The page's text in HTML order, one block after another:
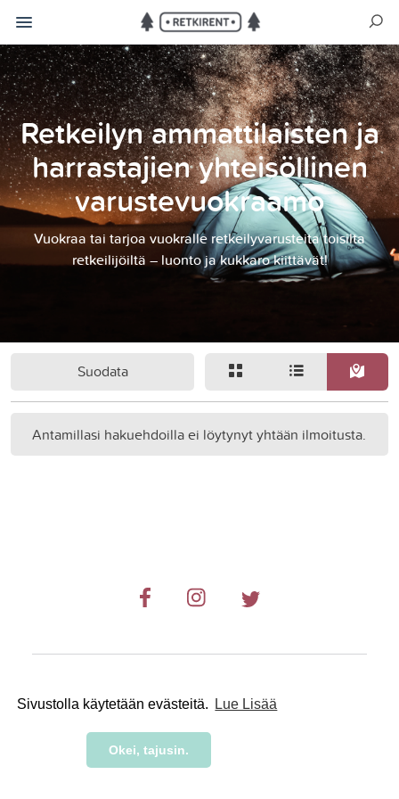
Sivustolla käytetään evästeitä. Lue Lisää
Okei, tajusin.
Retkeilyn ammattilaisten ja
harrastajien yhteisöllinen
varustevuokraamo
Vuokraa tai tarjoa vuokralle retkeilyvarusteita toisilta
retkeilijöiltä – luonto ja kukkaro kiittävät!
Suodata
Antamillasi hakuehdoilla ei löytynyt yhtään ilmoitusta.